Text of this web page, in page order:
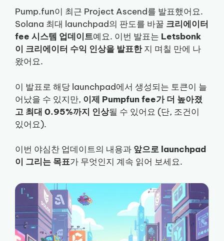
Pump.fun이 최근 Project Ascend를 발표했어요.
Solana 최대 launchpad의 판도를 바꿀 크리에이터
fee 시스템 업데이트예요. 이번 발표는 Letsbonk
이 크리에이터 수익 인상을 발표한지 며칠 만에 나
왔어요.
이 발표로 해당 launchpad에서 생성되는 토큰이 늘
어났을 수 있지만, 이제 Pumpfun fee가 더 높아졌
고 최대 0.95%까지 인상될 수 있어요 (단, 조건이
있어요).
이번 야심찬 업데이트의 내용과 앞으로 launchpad
이 그리는 목표가 무엇인지 계속 읽어 보세요.